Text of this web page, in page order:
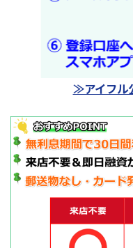
≫アイフル